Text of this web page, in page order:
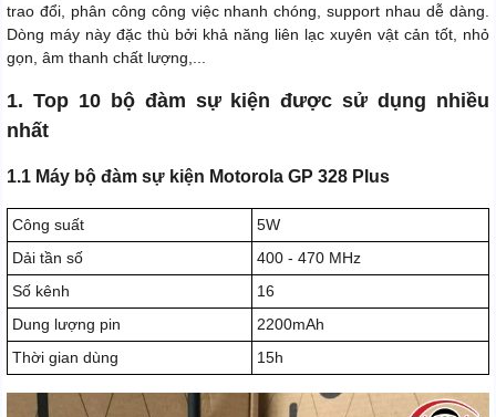
trao đổi, phân công công việc nhanh chóng, support nhau dễ dàng.
Dòng máy này đặc thù bởi khả năng liên lạc xuyên vật cản tốt, nhỏ
gọn, âm thanh chất lượng,...
1. Top 10 bộ đàm sự kiện được sử dụng nhiều
nhất
1.1 Máy bộ đàm sự kiện Motorola GP 328 Plus
Công suất
5W
Dải tần số
400 - 470 MHz
Số kênh
16
Dung lượng pin
2200mAh
Thời gian dùng
15h